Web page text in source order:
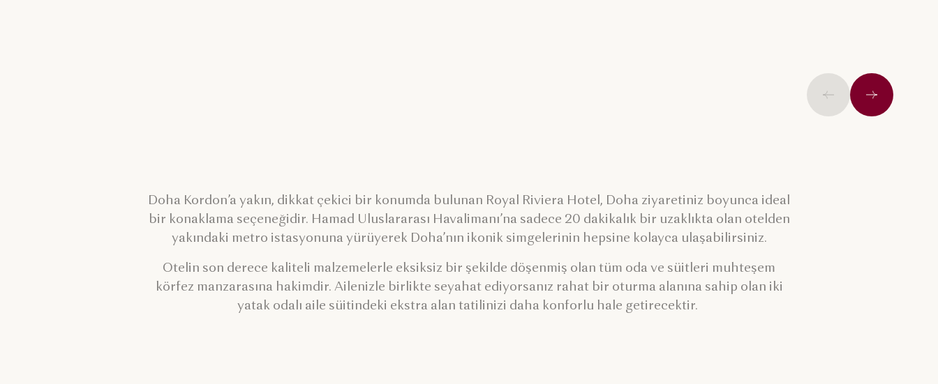
Önceki İleri
Doha Kordon’a yakın, dikkat çekici bir konumda bulunan Royal Riviera Hotel, Doha ziyaretiniz boyunca ideal
bir konaklama seçeneğidir. Hamad Uluslararası Havalimanı’na sadece 20 dakikalık bir uzaklıkta olan otelden
yakındaki metro istasyonuna yürüyerek Doha’nın ikonik simgelerinin hepsine kolayca ulaşabilirsiniz.
Otelin son derece kaliteli malzemelerle eksiksiz bir şekilde döşenmiş olan tüm oda ve süitleri muhteşem
körfez manzarasına hakimdir. Ailenizle birlikte seyahat ediyorsanız rahat bir oturma alanına sahip olan iki
yatak odalı aile süitindeki ekstra alan tatilinizi daha konforlu hale getirecektir.